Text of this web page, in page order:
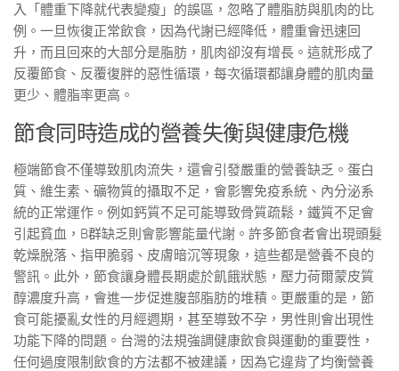
入「體重下降就代表變瘦」的誤區，忽略了體脂肪與肌肉的比
例。一旦恢復正常飲食，因為代謝已經降低，體重會迅速回
升，而且回來的大部分是脂肪，肌肉卻沒有增長。這就形成了
反覆節食、反覆復胖的惡性循環，每次循環都讓身體的肌肉量
更少、體脂率更高。
節食同時造成的營養失衡與健康危機
極端節食不僅導致肌肉流失，還會引發嚴重的營養缺乏。蛋白
質、維生素、礦物質的攝取不足，會影響免疫系統、內分泌系
統的正常運作。例如鈣質不足可能導致骨質疏鬆，鐵質不足會
引起貧血，B群缺乏則會影響能量代謝。許多節食者會出現頭髮
乾燥脫落、指甲脆弱、皮膚暗沉等現象，這些都是營養不良的
警訊。此外，節食讓身體長期處於飢餓狀態，壓力荷爾蒙皮質
醇濃度升高，會進一步促進腹部脂肪的堆積。更嚴重的是，節
食可能擾亂女性的月經週期，甚至導致不孕，男性則會出現性
功能下降的問題。台灣的法規強調健康飲食與運動的重要性，
任何過度限制飲食的方法都不被建議，因為它違背了均衡營養